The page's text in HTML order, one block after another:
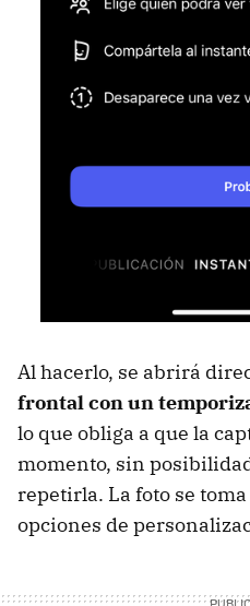
Al hacerlo, se abrirá
frontal con un
lo que obliga a que la
momento, sin
repetirla. La foto se
opciones de